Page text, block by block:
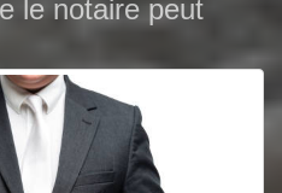
le notaire peut